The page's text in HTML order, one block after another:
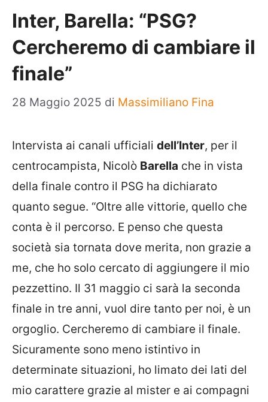
Inter, Barella: “PSG?
Cercheremo di cambiare il
finale”
28 Maggio 2025 di Massimiliano Fina
Intervista ai canali ufficiali dell’Inter, per il
centrocampista, Nicolò Barella che in vista
della finale contro il PSG ha dichiarato
quanto segue. “Oltre alle vittorie, quello che
conta è il percorso. E penso che questa
società sia tornata dove merita, non grazie a
me, che ho solo cercato di aggiungere il mio
pezzettino. Il 31 maggio ci sarà la seconda
finale in tre anni, vuol dire tanto per noi, è un
orgoglio. Cercheremo di cambiare il finale.
Sicuramente sono meno istintivo in
determinate situazioni, ho limato dei lati del
mio carattere grazie al mister e ai compagni